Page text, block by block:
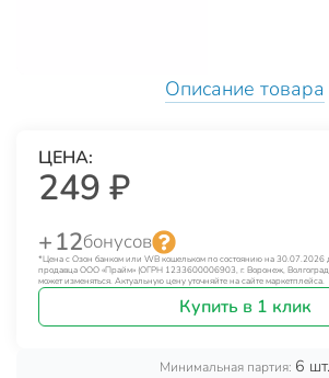
Описание товара
ЦЕНА:
249 ₽
+ 12бонусов
*Цена с Озон банком или WB кошельком по состоянию на 30.07.2026
продавца ООО «Прайм» (ОГРН 1233600006903, г. Воронеж,
может изменяться. Актуальную цену уточняйте на сайте маркетплейса.
Купить в 1 клик
Минимальная партия: 6 шт.